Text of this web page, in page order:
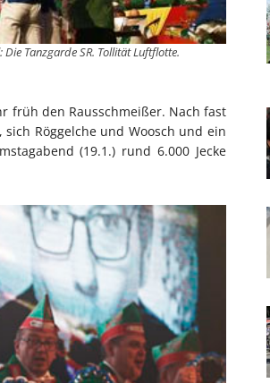
Tanzgarde SR. Tollität Luftflotte.
früh den Rausschmeißer. Nach fast
Röggelche und Woosch und ein
(19.1.) rund 6.000 Jecke